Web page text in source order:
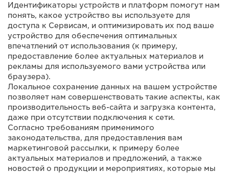
Идентификаторы устройств и платформ помогут нам
понять, какое устройство вы используете для
доступа к Сервисам, и оптимизировать их под ваше
устройство для обеспечения оптимальных
впечатлений от использования (к примеру,
предоставление более актуальных материалов и
рекламы для используемого вами устройства или
браузера).
Локальное сохранение данных на вашем устройстве
позволяет нам совершенствовать такие аспекты, как
производительность веб-сайта и загрузка контента,
даже при отсутствии подключения к сети.
Согласно требованиям применимого
законодательства, для предоставления вам
маркетинговой рассылки, к примеру более
актуальных материалов и предложений, а также
новостей о продукции и мероприятиях, которые мы